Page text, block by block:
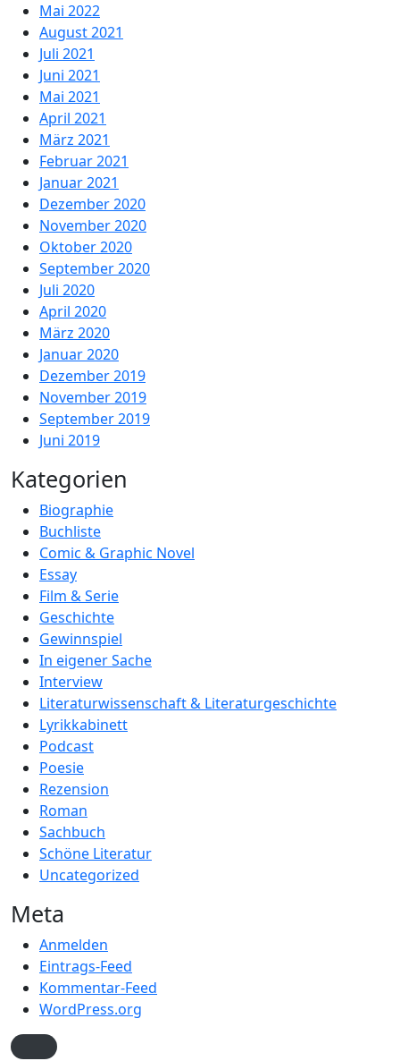
Mai 2022
August 2021
Juli 2021
Juni 2021
Mai 2021
April 2021
März 2021
Februar 2021
Januar 2021
Dezember 2020
November 2020
Oktober 2020
September 2020
Juli 2020
April 2020
März 2020
Januar 2020
Dezember 2019
November 2019
September 2019
Juni 2019
Kategorien
Biographie
Buchliste
Comic & Graphic Novel
Essay
Film & Serie
Geschichte
Gewinnspiel
In eigener Sache
Interview
Literaturwissenschaft & Literaturgeschichte
Lyrikkabinett
Podcast
Poesie
Rezension
Roman
Sachbuch
Schöne Literatur
Uncategorized
Meta
Anmelden
Eintrags-Feed
Kommentar-Feed
WordPress.org